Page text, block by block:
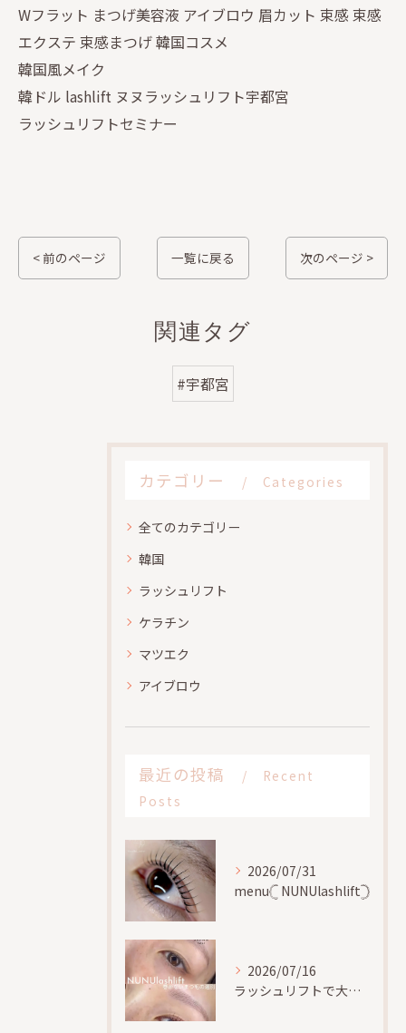
Wフラット まつげ美容液 アイブロウ 眉カット 束感 束感
エクステ 束感まつげ 韓国コスメ
韓国風メイク
韓ドル lashlift ヌヌラッシュリフト宇都宮
ラッシュリフトセミナー
< 前のページ 一覧に戻る 次のページ >
関連タグ
#宇都宮
カテゴリー Categories
全てのカテゴリー
韓国
ラッシュリフト
ケラチン
マツエク
アイブロウ
最近の投稿
Recent
Posts
2026/07/31
menu𓊆 NUNUlashlift𓊇
2026/07/16
ラッシュリフトで大切な事、